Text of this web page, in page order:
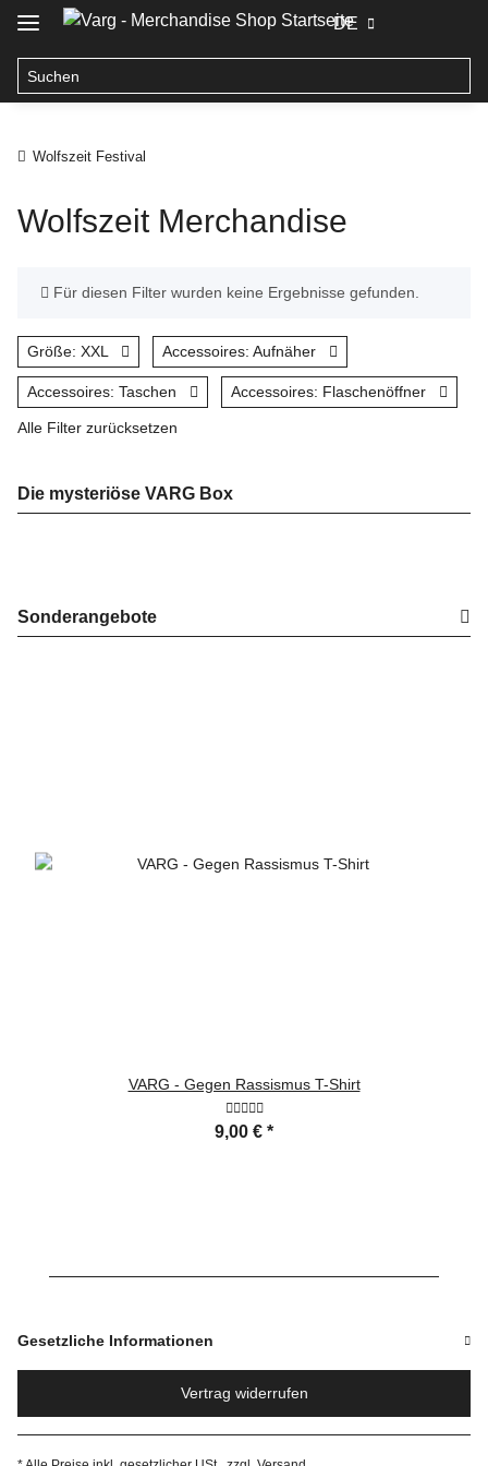
DE
Wolfszeit Festival
Wolfszeit Merchandise
x Für diesen Filter wurden keine Ergebnisse gefunden.
Größe: XXL Accessoires: Aufnäher
Accessoires: Taschen Accessoires: Flaschenöffner
Alle Filter zurücksetzen
Die mysteriöse VARG Box
Sonderangebote
VARG - Gegen Rassismus T-Shirt
9,00 € *
Gesetzliche Informationen
Vertrag widerrufen